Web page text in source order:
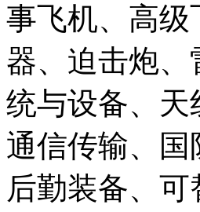
事飞机、高
器、迫击炮
统与设备、天
通信传输、
后勤装备、